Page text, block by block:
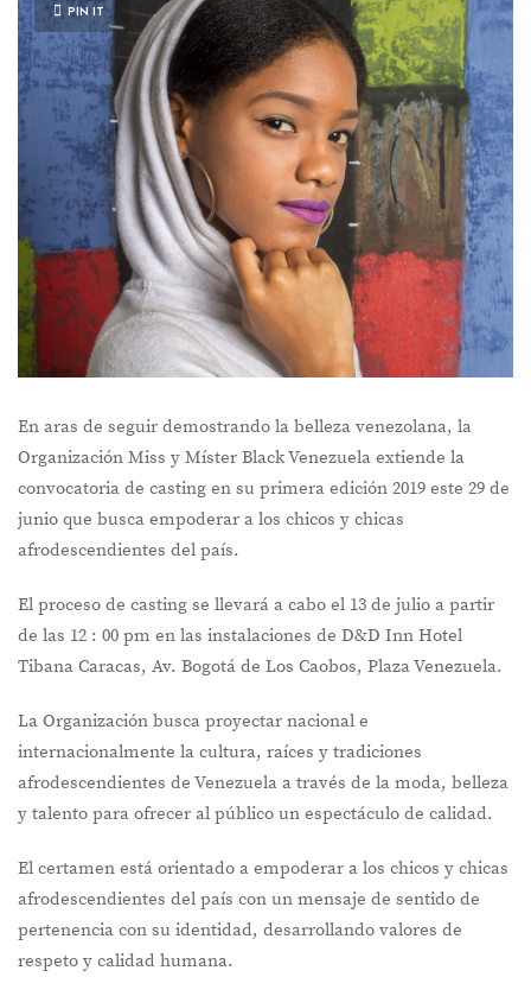
PIN IT
En aras de seguir demostrando la belleza venezolana, la
Organización Miss y Míster Black Venezuela extiende la
convocatoria de casting en su primera edición 2019 este 29 de
junio que busca empoderar a los chicos y chicas
afrodescendientes del país.
El proceso de casting se llevará a cabo el 13 de julio a partir
de las 12 : 00 pm en las instalaciones de D&D Inn Hotel
Tibana Caracas, Av. Bogotá de Los Caobos, Plaza Venezuela.
La Organización busca proyectar nacional e
internacionalmente la cultura, raíces y tradiciones
afrodescendientes de Venezuela a través de la moda, belleza
y talento para ofrecer al público un espectáculo de calidad.
El certamen está orientado a empoderar a los chicos y chicas
afrodescendientes del país con un mensaje de sentido de
pertenencia con su identidad, desarrollando valores de
respeto y calidad humana.